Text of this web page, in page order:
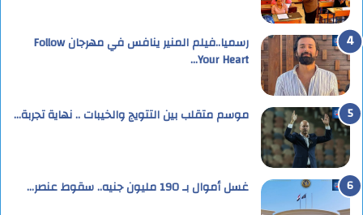
رسميا..فيلم المنير ينافس في مهرجان Follow
Your Heart…
موسم متقلب بين التتويج والخيبات .. نهاية تجربة…
غسل أموال بـ 190 مليون جنيه.. سقوط عنصر…